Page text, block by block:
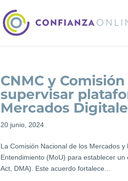
CNMC y
supervisar
Mercados
20 junio, 2024
La Comisión Nacional de los Mercados
Entendimiento (MoU) para establecer
Act, DMA). Este acuerdo fortalece...